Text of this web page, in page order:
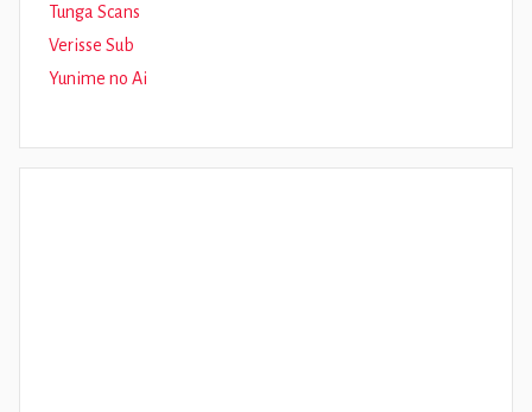
Tunga Scans
Verisse Sub
Yunime no Ai